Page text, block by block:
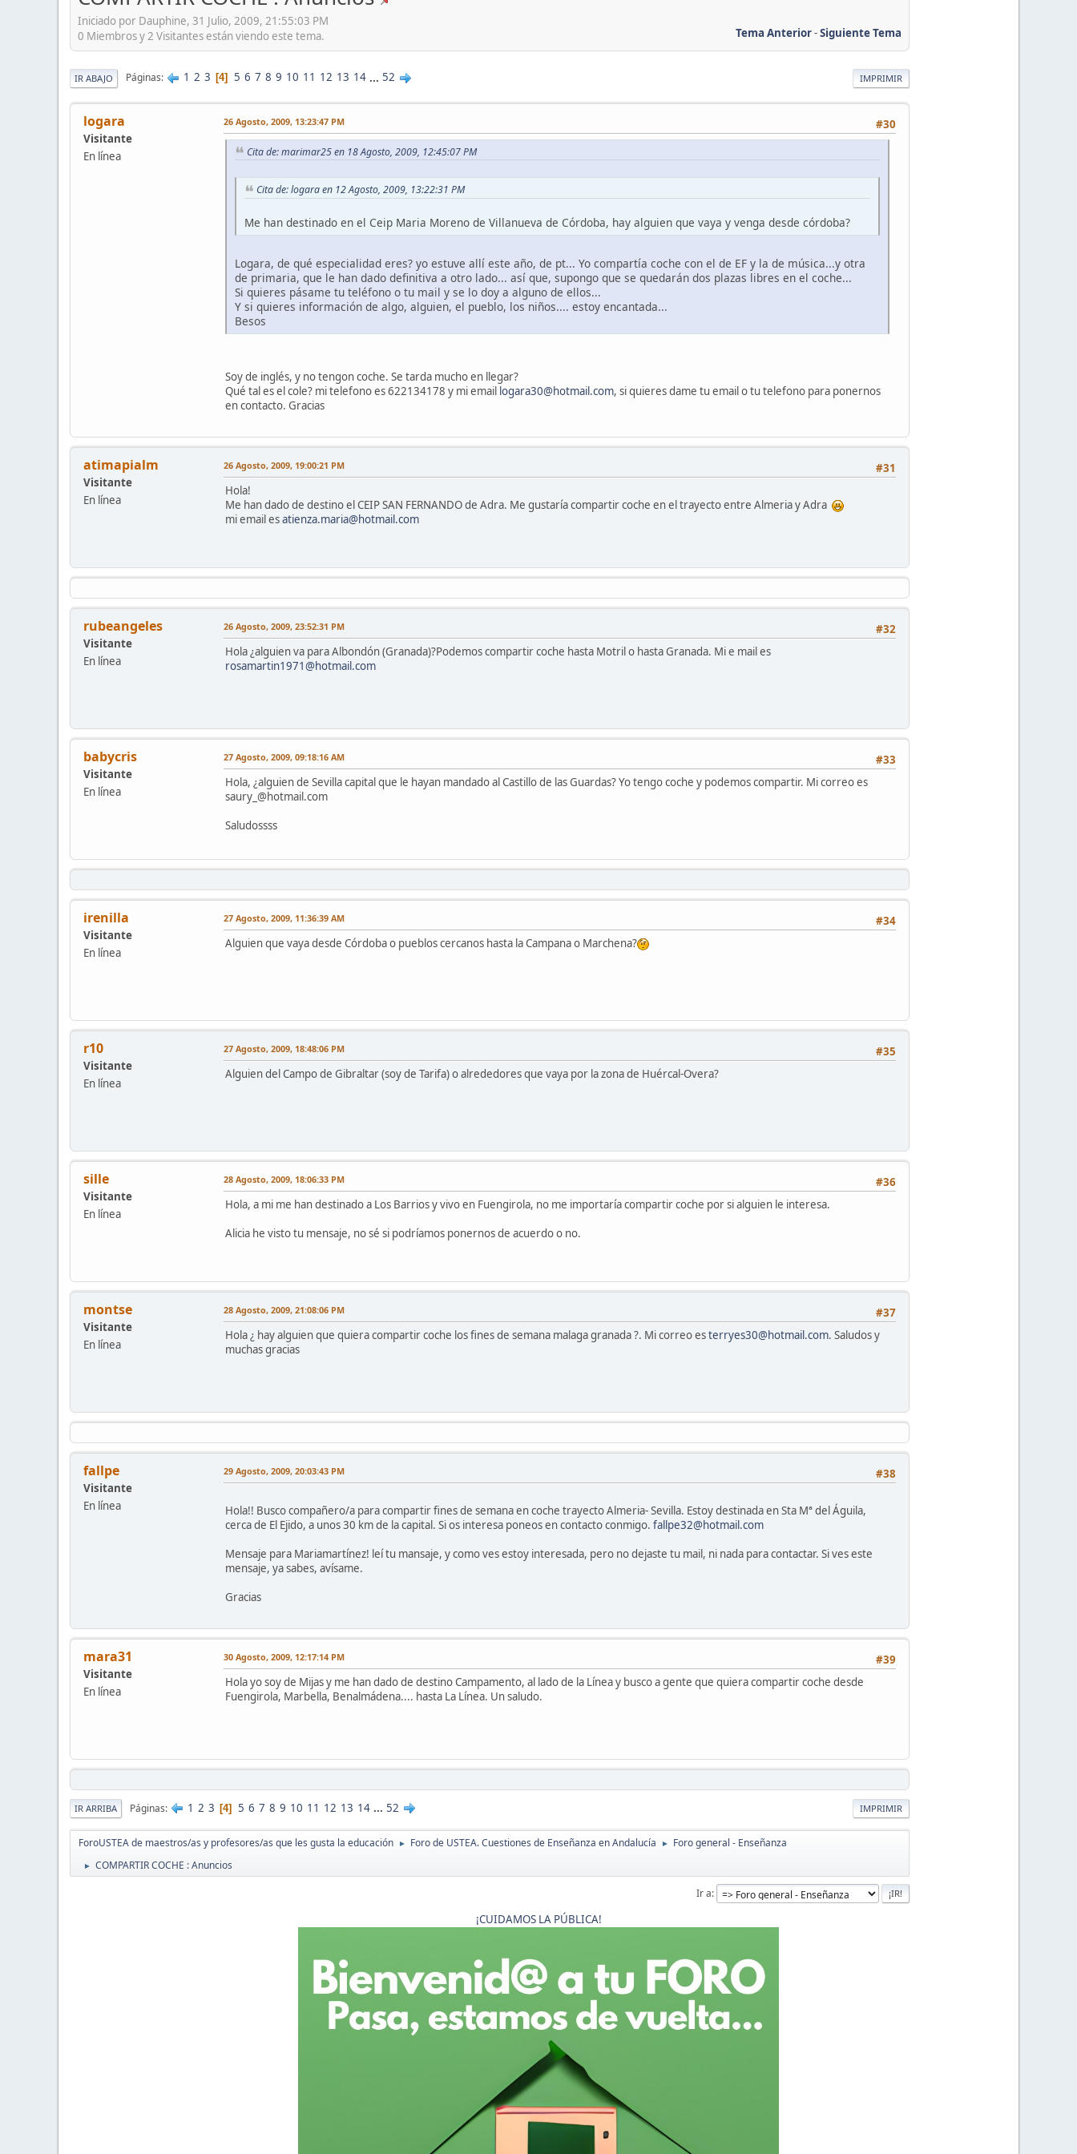
Iniciado por Dauphine, 31 Julio, 2009, 21:55:03 PM
Tema Anterior-Siguiente Tema
0 Miembros y 2 Visitantes están viendo este tema.
IMPRIMIR
IR ABAJO Páginas 1 2 3 4 5 6 7 8 9 10 11 12 13 14 ... 52
logara
Visitante
En línea
#30
26 Agosto, 2009, 13:23:47 PM
Cita de: marimar25 en 18 Agosto, 2009, 12:45:07 PM
Cita de: logara en 12 Agosto, 2009, 13:22:31 PM
Me han destinado en el Ceip Maria Moreno de Villanueva de Córdoba, hay alguien que vaya y venga desde córdoba?
Logara, de qué especialidad eres? yo estuve allí este año, de pt... Yo compartía coche con el de EF y la de música...y otra
de primaria, que le han dado definitiva a otro lado... así que, supongo que se quedarán dos plazas libres en el coche...
Si quieres pásame tu teléfono o tu mail y se lo doy a alguno de ellos...
Y si quieres información de algo, alguien, el pueblo, los niños.... estoy encantada...
Besos
Soy de inglés, y no tengon coche. Se tarda mucho en llegar?
Qué tal es el cole? mi telefono es 622134178 y mi email logara30@hotmail.com, si quieres dame tu email o tu telefono para ponernos
en contacto. Gracias
atimapialm
Visitante
En línea
#31
26 Agosto, 2009, 19:00:21 PM
Hola!
Me han dado de destino el CEIP SAN FERNANDO de Adra. Me gustaría compartir coche en el trayecto entre Almeria y Adra
mi email esatienza.maria@hotmail.com
rubeangeles
Visitante
En línea
#32
26 Agosto, 2009, 23:52:31 PM
Hola ¿alguien va para Albondón (Granada)?Podemos compartir coche hasta Motril o hasta Granada. Mi e mail es
rosamartin1971@hotmail.com
babycris
Visitante
En línea
#33
27 Agosto, 2009, 09:18:16 AM
Hola, ¿alguien de Sevilla capital que le hayan mandado al Castillo de las Guardas? Yo tengo coche y podemos compartir. Mi correo es
saury_@hotmail.com
Saludossss
irenilla
Visitante
En línea
#34
27 Agosto, 2009, 11:36:39 AM
Alguien que vaya desde Córdoba o pueblos cercanos hasta la Campana o Marchena?
r10
Visitante
En línea
#35
27 Agosto, 2009, 18:48:06 PM
Alguien del Campo de Gibraltar (soy de Tarifa) o alrededores que vaya por la zona de Huércal-Overa?
sille
Visitante
En línea
#36
28 Agosto, 2009, 18:06:33 PM
Hola, a mi me han destinado a Los Barrios y vivo en Fuengirola, no me importaría compartir coche por si alguien le interesa.
Alicia he visto tu mensaje, no sé si podríamos ponernos de acuerdo o no.
montse
Visitante
En línea
#37
28 Agosto, 2009, 21:08:06 PM
Hola ¿ hay alguien que quiera compartir coche los fines de semana malaga granada ?. Mi correo esterryes30@hotmail.com. Saludos y
muchas gracias
fallpe
Visitante
En línea
#38
29 Agosto, 2009, 20:03:43 PM
Hola!! Busco compañero/a para compartir fines de semana en coche trayecto Almeria- Sevilla. Estoy destinada en Sta Mª del Águila,
cerca de El Ejido, a unos 30 km de la capital. Si os interesa poneos en contacto conmigo. fallpe32@hotmail.com
Mensaje para Mariamartínez! leí tu mansaje, y como ves estoy interesada, pero no dejaste tu mail, ni nada para contactar. Si ves este
mensaje, ya sabes, avísame.
Gracias
mara31
Visitante
En línea
#39
30 Agosto, 2009, 12:17:14 PM
Hola yo soy de Mijas y me han dado de destino Campamento, al lado de la Línea y busco a gente que quiera compartir coche desde
Fuengirola, Marbella, Benalmádena.... hasta La Línea. Un saludo.
IMPRIMIR
IR ARRIBA Páginas 1 2 3 4 5 6 7 8 9 10 11 12 13 14 ... 52
ForoUSTEA de maestros/as y profesores/as que les gusta la educación ► Foro de USTEA. Cuestiones de Enseñanza en Andalucía ► Foro general - Enseñanza
► COMPARTIR COCHE : Anuncios
Ir a
¡CUIDAMOS LA PÚBLICA!